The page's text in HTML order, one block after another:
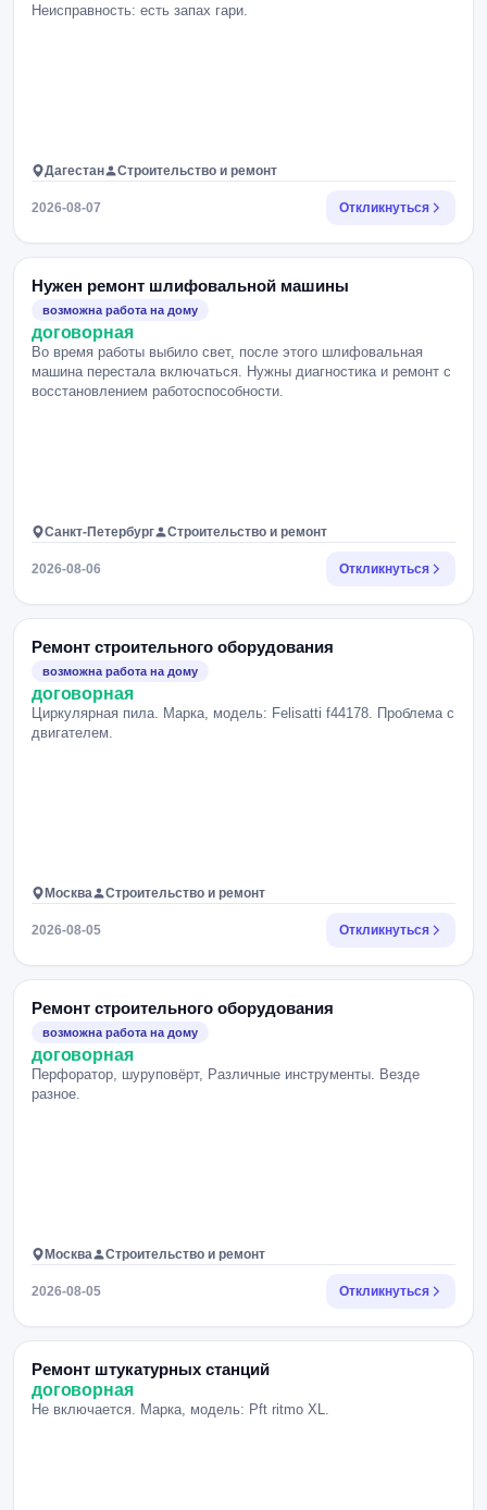
Неисправность: есть запах гари.
Дагестан Строительство и ремонт
2026-08-07 Откликнуться
Нужен ремонт шлифовальной машины
возможна работа на дому
договорная
Во время работы выбило свет, после этого шлифовальная
машина перестала включаться. Нужны диагностика и ремонт с
восстановлением работоспособности.
Санкт-Петербург Строительство и ремонт
2026-08-06 Откликнуться
Ремонт строительного оборудования
возможна работа на дому
договорная
Циркулярная пила. Марка, модель: Felisatti f44178. Проблема с
двигателем.
Москва Строительство и ремонт
2026-08-05 Откликнуться
Ремонт строительного оборудования
возможна работа на дому
договорная
Перфоратор, шуруповёрт, Различные инструменты. Везде
разное.
Москва Строительство и ремонт
2026-08-05 Откликнуться
Ремонт штукатурных станций
договорная
Не включается. Марка, модель: Pft ritmo XL.